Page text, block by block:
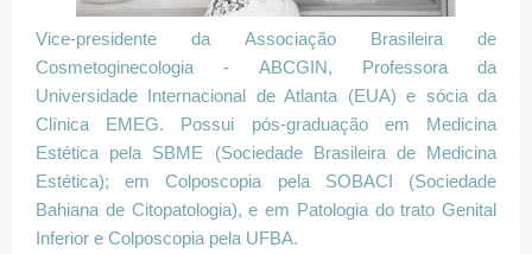
Vice-presidente da Associação Brasileira de
Cosmetoginecologia - ABCGIN, Professora da
Universidade Internacional de Atlanta (EUA) e sócia da
Clínica EMEG. Possui pós-graduação em Medicina
Estética pela SBME (Sociedade Brasileira de Medicina
Estética); em Colposcopia pela SOBACI (Sociedade
Bahiana de Citopatologia), e em Patologia do trato Genital
Inferior e Colposcopia pela UFBA.